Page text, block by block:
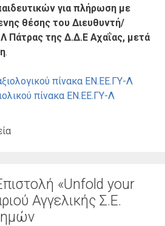
για πλήρωση με
θέσης του Διευθυντή/
Πάτρας της Δ.Δ.Ε Αχαΐας, μετά
.
πίνακα ΕΝ.ΕΕ.ΓΥ-Λ
πίνακα ΕΝ.ΕΕ.ΓΥ-Λ
«Unfold your
Αγγελικής Σ.Ε.